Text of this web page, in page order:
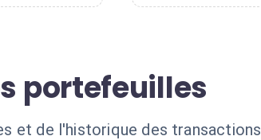
portefeuilles
et de l'historique des transactions